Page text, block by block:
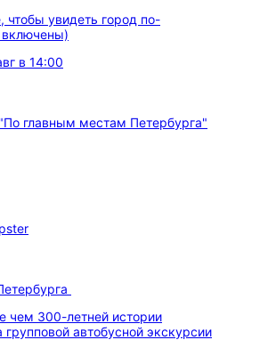
чтобы увидеть город по-
в 14:00
чем 300-летней истории
автобусной экскурсии